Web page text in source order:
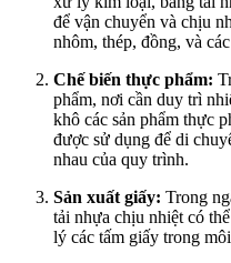
để vận chuyển và chịu
nhôm, thép, đồng, và
Chế biến thực phẩm:
phẩm, nơi cần duy trì
khô các sản phẩm thực
được sử dụng để di
nhau của quy trình.
Sản xuất giấy: Trong
tải nhựa chịu nhiệt có
lý các tấm giấy trong